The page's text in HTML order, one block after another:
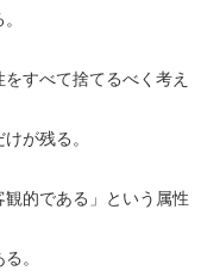
すべて捨てるべく考え
が残る。
的である」という属性
。